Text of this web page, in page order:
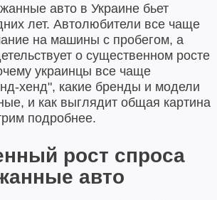
авто в Украине бьет
лет. Автолюбители все чаще
на машины с пробегом, а
о существенном росте
украинцы все чаще
хенд", какие бренды и модели
и как выглядит общая картина
подробнее.
рост спроса
авто